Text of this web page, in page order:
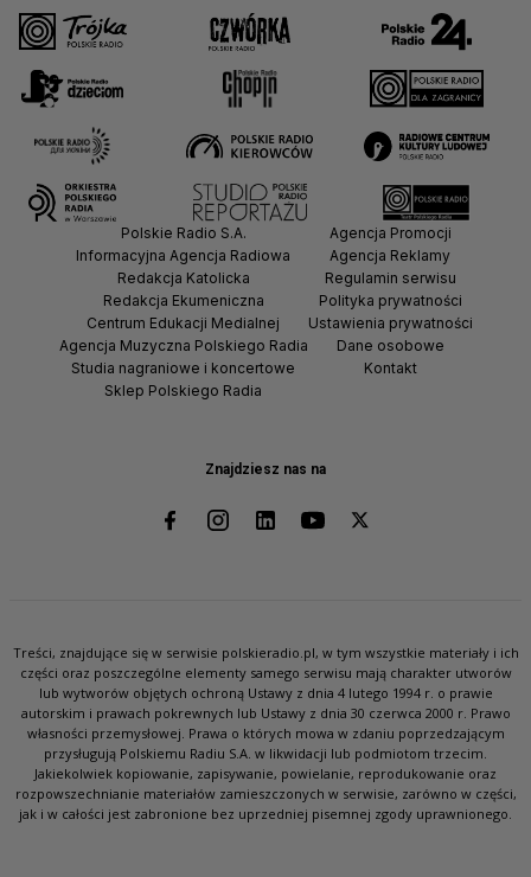
Znajdziesz nas na
Polskie Radio S.A.
Informacyjna Agencja Radiowa
Redakcja Katolicka
Redakcja Ekumeniczna
Centrum Edukacji Medialnej
Agencja Muzyczna Polskiego Radia
Studia nagraniowe i koncertowe
Sklep Polskiego Radia
Agencja Promocji
Agencja Reklamy
Regulamin serwisu
Polityka prywatności
Ustawienia prywatności
Dane osobowe
Kontakt
Treści, znajdujące się w serwisie polskieradio.pl, w tym wszystkie materiały i ich
części oraz poszczególne elementy samego serwisu mają charakter utworów
lub wytworów objętych ochroną Ustawy z dnia 4 lutego 1994 r. o prawie
autorskim i prawach pokrewnych lub Ustawy z dnia 30 czerwca 2000 r. Prawo
własności przemysłowej. Prawa o których mowa w zdaniu poprzedzającym
przysługują Polskiemu Radiu S.A. w likwidacji lub podmiotom trzecim.
Jakiekolwiek kopiowanie, zapisywanie, powielanie, reprodukowanie oraz
rozpowszechnianie materiałów zamieszczonych w serwisie, zarówno w części,
jak i w całości jest zabronione bez uprzedniej pisemnej zgody uprawnionego.